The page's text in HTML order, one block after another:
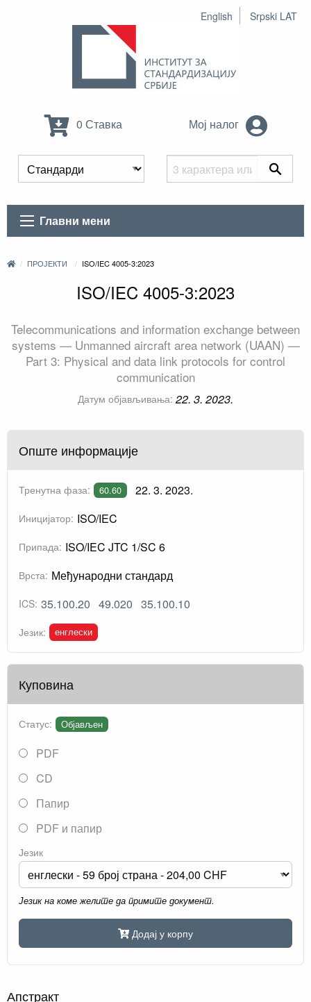
English Srpski LAT
0 Ставка Мој налог
Главни мени
ПРОЈЕКТИ ISO/IEC 4005-3:2023
ISO/IEC 4005-3:2023
Telecommunications and information exchange between
systems — Unmanned aircraft area network (UAAN) —
Part 3: Physical and data link protocols for control
communication
Датум објављивања: 22. 3. 2023.
Опште информације
Тренутна фаза: 60.60 22. 3. 2023.
Иницијатор: ISO/IEC
Припада: ISO/IEC JTC 1/SC 6
Врста: Међународни стандард
ICS: 35.100.20 49.020 35.100.10
Језик: енглески
Куповина
Статус: Објављен
PDF
CD
Папир
PDF и папир
Језик
Језик на коме желите да примите документ.
Додај у корпу
Апстракт